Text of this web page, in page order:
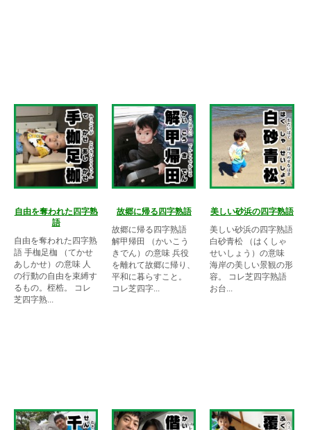
自由を奪われた四字熟
語
自由を奪われた四字熟
語 手枷足枷 （てかせ
あしかせ）の意味 人
の行動の自由を束縛す
るもの。桎梏。 コレ
芝四字熟...
故郷に帰る四字熟語
故郷に帰る四字熟語
解甲帰田 （かいこう
きでん）の意味 兵役
を離れて故郷に帰り、
平和に暮らすこと。
コレ芝四字...
美しい砂浜の四字熟語
美しい砂浜の四字熟語
白砂青松 （はくしゃ
せいしょう）の意味
海岸の美しい景観の形
容。 コレ芝四字熟語
お台...